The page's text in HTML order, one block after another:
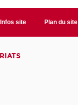
Infos site Plan du site